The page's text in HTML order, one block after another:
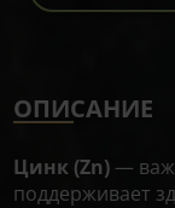
ОПИСАНИЕ
Цинк (Zn) —
поддерживает